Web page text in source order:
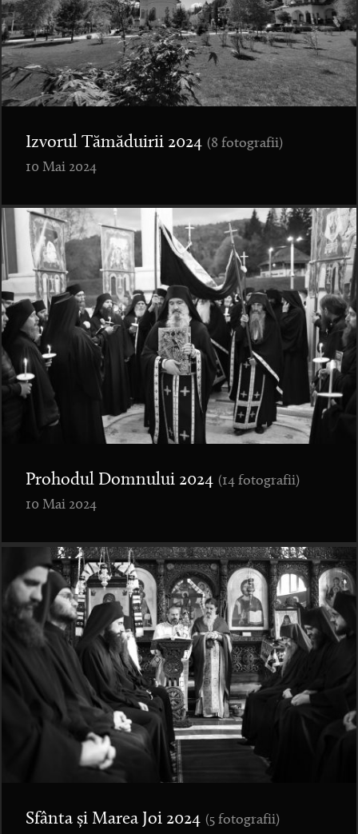
Izvorul Tămăduirii 2024 (8 fotografii)
10 Mai 2024
Prohodul Domnului 2024 (14 fotografii)
10 Mai 2024
Sfânta și Marea Joi 2024 (5 fotografii)